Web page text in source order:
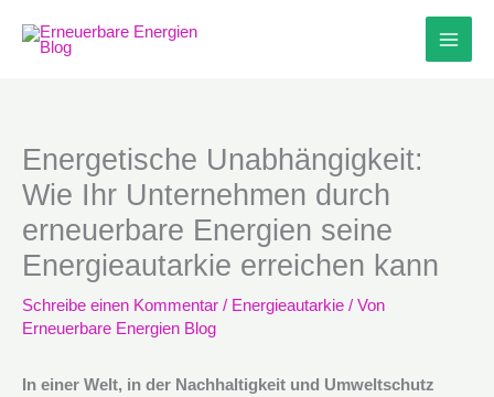
Inhalt
springen
Energetische Unabhängigkeit:
Wie Ihr Unternehmen durch
erneuerbare Energien seine
Energieautarkie erreichen kann
Schreibe einen Kommentar / Energieautarkie / Von
Erneuerbare Energien Blog
In einer Welt, in der Nachhaltigkeit und Umweltschutz